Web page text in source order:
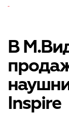
-
В
Inspire